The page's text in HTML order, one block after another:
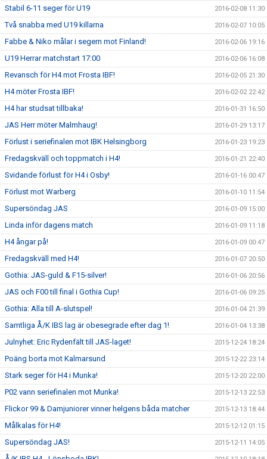
Stabil 6-11 seger för U19 2016-02-08 11:30
Två snabba med U19 killarna 2016-02-07 10:05
Fabbe & Niko målar i segern mot Finland! 2016-02-06 19:16
U19 Herrar matchstart 17:00 2016-02-06 16:08
Revansch för H4 mot Frosta IBF! 2016-02-05 21:30
H4 möter Frosta IBF! 2016-02-02 22:42
H4 har studsat tillbaka! 2016-01-31 16:50
JAS Herr möter Malmhaug! 2016-01-29 13:17
Förlust i seriefinalen mot IBK Helsingborg 2016-01-23 19:23
Fredagskväll och toppmatch i H4! 2016-01-21 22:40
Svidande förlust för H4 i Osby! 2016-01-16 00:47
Förlust mot Warberg 2016-01-10 11:54
Supersöndag JAS 2016-01-09 15:00
Linda inför dagens match 2016-01-09 11:18
H4 ångar på! 2016-01-09 00:47
Fredagskväll med H4! 2016-01-07 20:50
Gothia: JAS-guld & F15-silver! 2016-01-06 20:56
JAS och F00 till final i Gothia Cup! 2016-01-06 09:25
Gothia: Alla till A-slutspel! 2016-01-04 21:39
Samtliga Å/K IBS lag är obesegrade efter dag 1! 2016-01-04 13:38
Julnyhet: Eric Rydenfält till JAS-laget! 2015-12-24 18:24
Poäng borta mot Kalmarsund 2015-12-22 23:14
Stark seger för H4 i Munka! 2015-12-20 22:00
P02 vann seriefinalen mot Munka! 2015-12-13 22:53
Flickor 99 & Damjuniorer vinner helgens båda matcher 2015-12-13 18:44
Målkalas för H4! 2015-12-12 01:15
Supersöndag JAS! 2015-12-11 14:05